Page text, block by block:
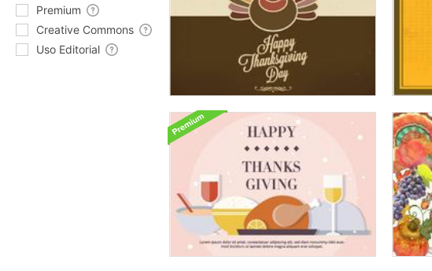
Premium
Creative Commons
Uso Editorial